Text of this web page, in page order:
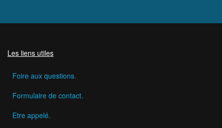
Les liens utiles
Foire aux questions.
Formulaire de contact.
Etre appelé.